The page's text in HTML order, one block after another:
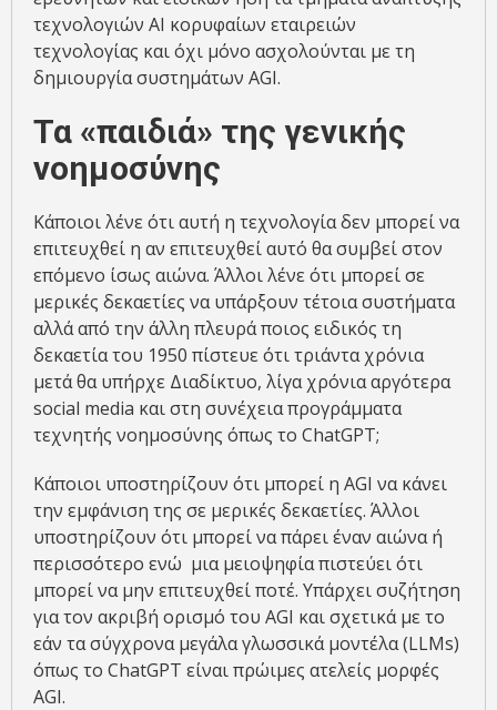
τεχνολογιών ΑΙ κορυφαίων εταιρειών
τεχνολογίας και όχι μόνο ασχολούνται με τη
δημιουργία συστημάτων AGI.
Τα «παιδιά» της γενικής
νοημοσύνης
Κάποιοι λένε ότι αυτή η τεχνολογία δεν μπορεί να
επιτευχθεί η αν επιτευχθεί αυτό θα συμβεί στον
επόμενο ίσως αιώνα. Άλλοι λένε ότι μπορεί σε
μερικές δεκαετίες να υπάρξουν τέτοια συστήματα
αλλά από την άλλη πλευρά ποιος ειδικός τη
δεκαετία του 1950 πίστευε ότι τριάντα χρόνια
μετά θα υπήρχε Διαδίκτυο, λίγα χρόνια αργότερα
social media και στη συνέχεια προγράμματα
τεχνητής νοημοσύνης όπως το ChatGPT;
Κάποιοι υποστηρίζουν ότι μπορεί η AGI να κάνει
την εμφάνιση της σε μερικές δεκαετίες. Άλλοι
υποστηρίζουν ότι μπορεί να πάρει έναν αιώνα ή
περισσότερο ενώ μια μειοψηφία πιστεύει ότι
μπορεί να μην επιτευχθεί ποτέ. Υπάρχει συζήτηση
για τον ακριβή ορισμό του AGI και σχετικά με το
εάν τα σύγχρονα μεγάλα γλωσσικά μοντέλα (LLMs)
όπως το ChatGPT είναι πρώιμες ατελείς μορφές
AGI.